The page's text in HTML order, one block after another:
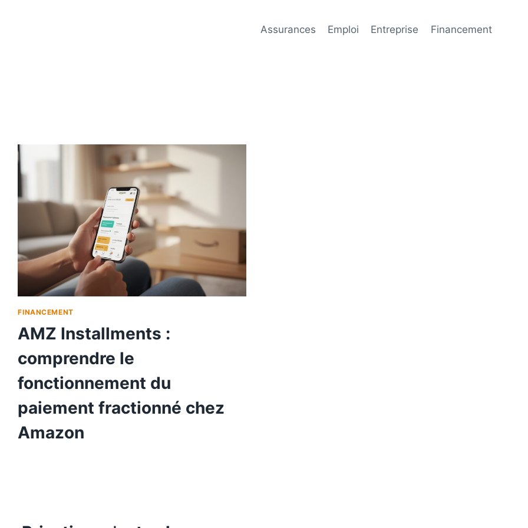
Assurances Emploi Entreprise Financement
FINANCEMENT
AMZ Installments :
comprendre le
fonctionnement du
paiement fractionné chez
Amazon